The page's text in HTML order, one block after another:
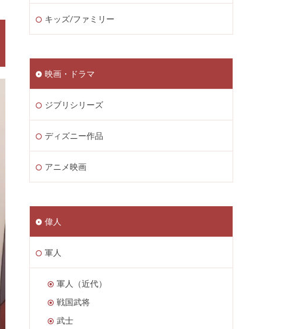
キッズ/ファミリー
映画・ドラマ
ジブリシリーズ
ディズニー作品
アニメ映画
偉人
軍人
軍人（近代）
戦国武将
武士